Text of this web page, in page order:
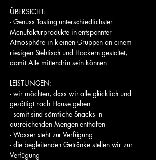
ÜBERSICHT:
- Genuss Tasting unterschiedlichster
Manufakturprodukte in entspannter
Atmosphäre in kleinen Gruppen an einem
riesigen Stehtisch und Hockern gestaltet,
damit Alle mittendrin sein können
LEISTUNGEN:
- wir möchten, dass wir alle glücklich und
gesättigt nach Hause gehen
- somit sind sämtliche Snacks in
ausreichenden Mengen enthalten
- Wasser steht zur Verfügung
- die begleitenden Getränke stellen wir zur
Verfügung